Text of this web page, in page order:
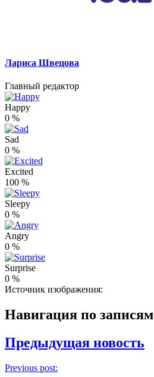
Лариса Швецова
Главный редактор
Happy
0 %
Sad
0 %
Excited
100 %
Sleepy
0 %
Angry
0 %
Surprise
0 %
Источник изображения:
Навигация по записям
Предыдущая новость
Previous post: